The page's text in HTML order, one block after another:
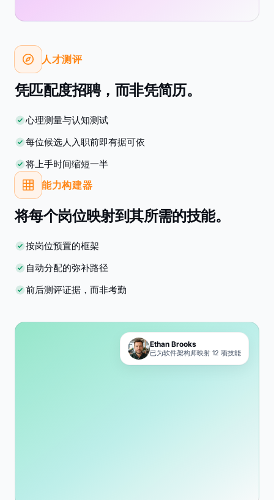
人才测评
凭匹配度招聘，而非凭简历。
心理测量与认知测试
每位候选人入职前即有据可依
将上手时间缩短一半
能力构建器
将每个岗位映射到其所需的技能。
按岗位预置的框架
自动分配的弥补路径
前后测评证据，而非考勤
Ethan Brooks
已为软件架构师映射 12 项技能